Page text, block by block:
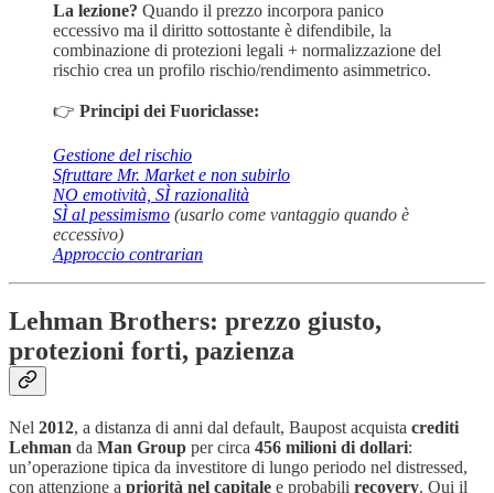
La lezione? Quando il prezzo incorpora panico
eccessivo ma il diritto sottostante è difendibile, la
combinazione di protezioni legali + normalizzazione del
rischio crea un profilo rischio/rendimento asimmetrico.
👉 Principi dei Fuoriclasse:
Gestione del rischio
Sfruttare Mr. Market e non subirlo
NO emotività, SÌ razionalità
SÌ al pessimismo (usarlo come vantaggio quando è
eccessivo)
Approccio contrarian
Lehman Brothers: prezzo giusto,
protezioni forti, pazienza
Nel 2012, a distanza di anni dal default, Baupost acquista crediti
Lehman da Man Group per circa 456 milioni di dollari:
un’operazione tipica da investitore di lungo periodo nel distressed,
con attenzione a priorità nel capitale e probabili recovery. Qui il